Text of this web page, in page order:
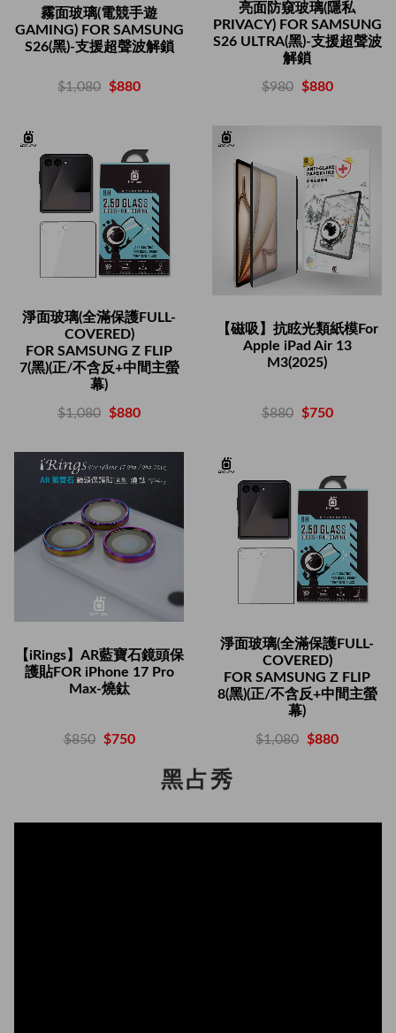
霧面玻璃(電競手遊
GAMING) FOR SAMSUNG
S26(黑)-支援超聲波解鎖
$1,080 $880
亮面防窺玻璃(隱私
PRIVACY) FOR SAMSUNG
S26 ULTRA(黑)-支援超聲波
解鎖
$980 $880
淨面玻璃(全滿保護FULL-
COVERED)
FOR SAMSUNG Z FLIP
7(黑)(正/不含反+中間主螢
幕)
$1,080 $880
【磁吸】抗眩光類紙模For
Apple iPad Air 13
M3(2025)
$880 $750
【iRings】AR藍寶石鏡頭保
護貼FOR iPhone 17 Pro
Max-燒鈦
$850 $750
淨面玻璃(全滿保護FULL-
COVERED)
FOR SAMSUNG Z FLIP
8(黑)(正/不含反+中間主螢
幕)
$1,080 $880
黑占秀